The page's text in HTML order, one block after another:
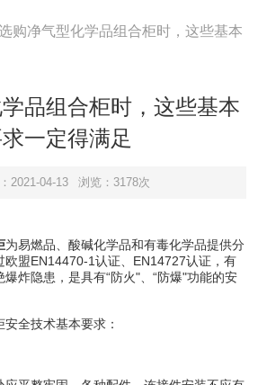
购净气型化学品组合柜时，这些基本
品组合柜时，这些基本
一定得满足
2021-04-13 浏览：3178次
为易燃品、酸碱化学品和有毒化学品提供分
欧盟EN14470-1认证、EN14727认证，有
炸隐患，是具有“防火"、“防爆"功能的安
全技术基本要求：